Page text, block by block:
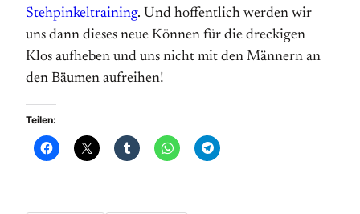
Stehpinkeltraining. Und hoffentlich werden wir
uns dann dieses neue Können für die dreckigen
Klos aufheben und uns nicht mit den Männern an
den Bäumen aufreihen!
Teilen: